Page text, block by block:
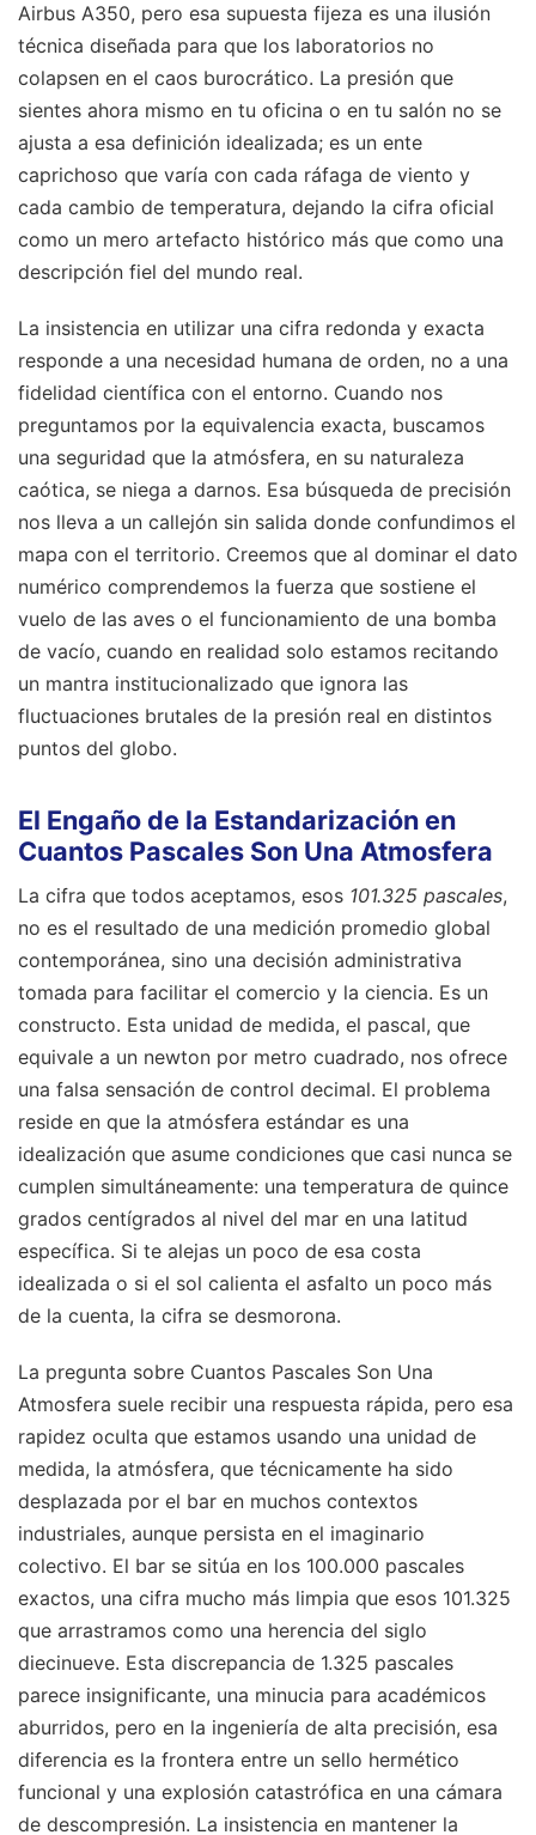
Airbus A350, pero esa supuesta fijeza es una ilusión
técnica diseñada para que los laboratorios no
colapsen en el caos burocrático. La presión que
sientes ahora mismo en tu oficina o en tu salón no se
ajusta a esa definición idealizada; es un ente
caprichoso que varía con cada ráfaga de viento y
cada cambio de temperatura, dejando la cifra oficial
como un mero artefacto histórico más que como una
descripción fiel del mundo real.
La insistencia en utilizar una cifra redonda y exacta
responde a una necesidad humana de orden, no a una
fidelidad científica con el entorno. Cuando nos
preguntamos por la equivalencia exacta, buscamos
una seguridad que la atmósfera, en su naturaleza
caótica, se niega a darnos. Esa búsqueda de precisión
nos lleva a un callejón sin salida donde confundimos el
mapa con el territorio. Creemos que al dominar el dato
numérico comprendemos la fuerza que sostiene el
vuelo de las aves o el funcionamiento de una bomba
de vacío, cuando en realidad solo estamos recitando
un mantra institucionalizado que ignora las
fluctuaciones brutales de la presión real en distintos
puntos del globo.
El Engaño de la Estandarización en
Cuantos Pascales Son Una Atmosfera
La cifra que todos aceptamos, esos 101.325 pascales,
no es el resultado de una medición promedio global
contemporánea, sino una decisión administrativa
tomada para facilitar el comercio y la ciencia. Es un
constructo. Esta unidad de medida, el pascal, que
equivale a un newton por metro cuadrado, nos ofrece
una falsa sensación de control decimal. El problema
reside en que la atmósfera estándar es una
idealización que asume condiciones que casi nunca se
cumplen simultáneamente: una temperatura de quince
grados centígrados al nivel del mar en una latitud
específica. Si te alejas un poco de esa costa
idealizada o si el sol calienta el asfalto un poco más
de la cuenta, la cifra se desmorona.
La pregunta sobre Cuantos Pascales Son Una
Atmosfera suele recibir una respuesta rápida, pero esa
rapidez oculta que estamos usando una unidad de
medida, la atmósfera, que técnicamente ha sido
desplazada por el bar en muchos contextos
industriales, aunque persista en el imaginario
colectivo. El bar se sitúa en los 100.000 pascales
exactos, una cifra mucho más limpia que esos 101.325
que arrastramos como una herencia del siglo
diecinueve. Esta discrepancia de 1.325 pascales
parece insignificante, una minucia para académicos
aburridos, pero en la ingeniería de alta precisión, esa
diferencia es la frontera entre un sello hermético
funcional y una explosión catastrófica en una cámara
de descompresión. La insistencia en mantener la